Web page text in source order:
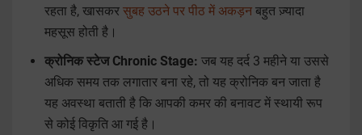
रहता है, खासकर सुबह उठने पर पीठ में अकड़न बहुत ज़्यादा
महसूस होती है।
क्रोनिक स्टेज Chronic Stage: जब यह दर्द 3 महीने या उससे
अधिक समय तक लगातार बना रहे, तो यह क्रोनिक बन जाता है
यह अवस्था बताती है कि आपकी कमर की बनावट में स्थायी रूप
से कोई विकृति आ गई है।